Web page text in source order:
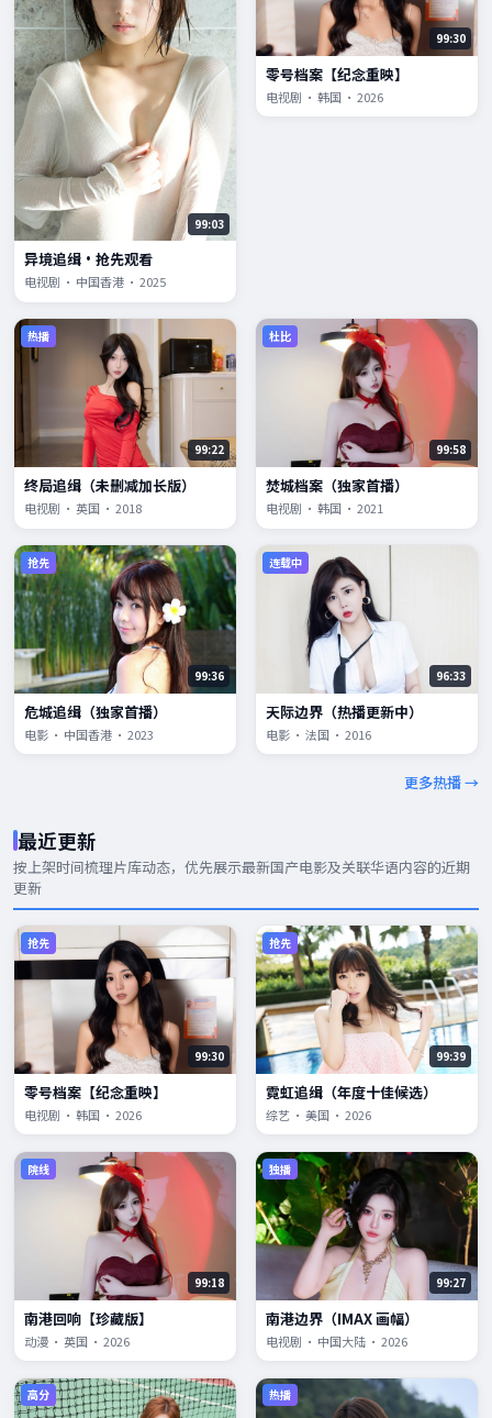
99:03
异境追缉·抢先观看
电视剧 · 中国香港 · 2025
99:30
零号档案【纪念重映】
电视剧 · 韩国 · 2026
热播
99:22
终局追缉（未删减加长版）
电视剧 · 英国 · 2018
杜比
99:58
焚城档案（独家首播）
电视剧 · 韩国 · 2021
抢先
99:36
危城追缉（独家首播）
电影 · 中国香港 · 2023
连载中
96:33
天际边界（热播更新中）
电影 · 法国 · 2016
更多热播 →
最近更新
按上架时间梳理片库动态，优先展示最新国产电影及关联华语内容的近期
更新
抢先
99:30
零号档案【纪念重映】
电视剧 · 韩国 · 2026
抢先
99:39
霓虹追缉（年度十佳候选）
综艺 · 美国 · 2026
院线
99:18
南港回响【珍藏版】
动漫 · 英国 · 2026
独播
99:27
南港边界（IMAX 画幅）
电视剧 · 中国大陆 · 2026
高分 热播